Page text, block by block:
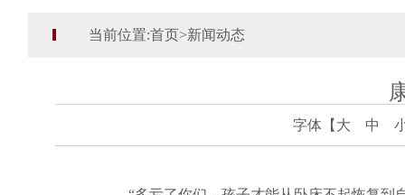
当前位置:首页>新闻动态
字体【 大 中